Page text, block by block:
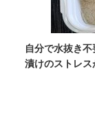
自分で水抜き
漬けのストレ